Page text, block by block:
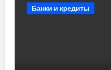
Банки и кредиты